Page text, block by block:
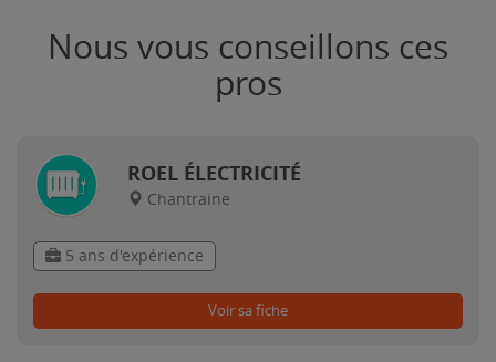
Nous vous conseillons ces
pros
ROEL ÉLECTRICITÉ
Chantraine
5 ans d'expérience
Voir sa fiche